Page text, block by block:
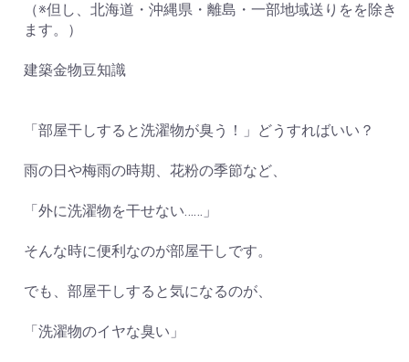
（※但し、北海道・沖縄県・離島・一部地域送りをを除き
ます。）
建築金物豆知識
「部屋干しすると洗濯物が臭う！」どうすればいい？
雨の日や梅雨の時期、花粉の季節など、
「外に洗濯物を干せない……」
そんな時に便利なのが部屋干しです。
でも、部屋干しすると気になるのが、
「洗濯物のイヤな臭い」